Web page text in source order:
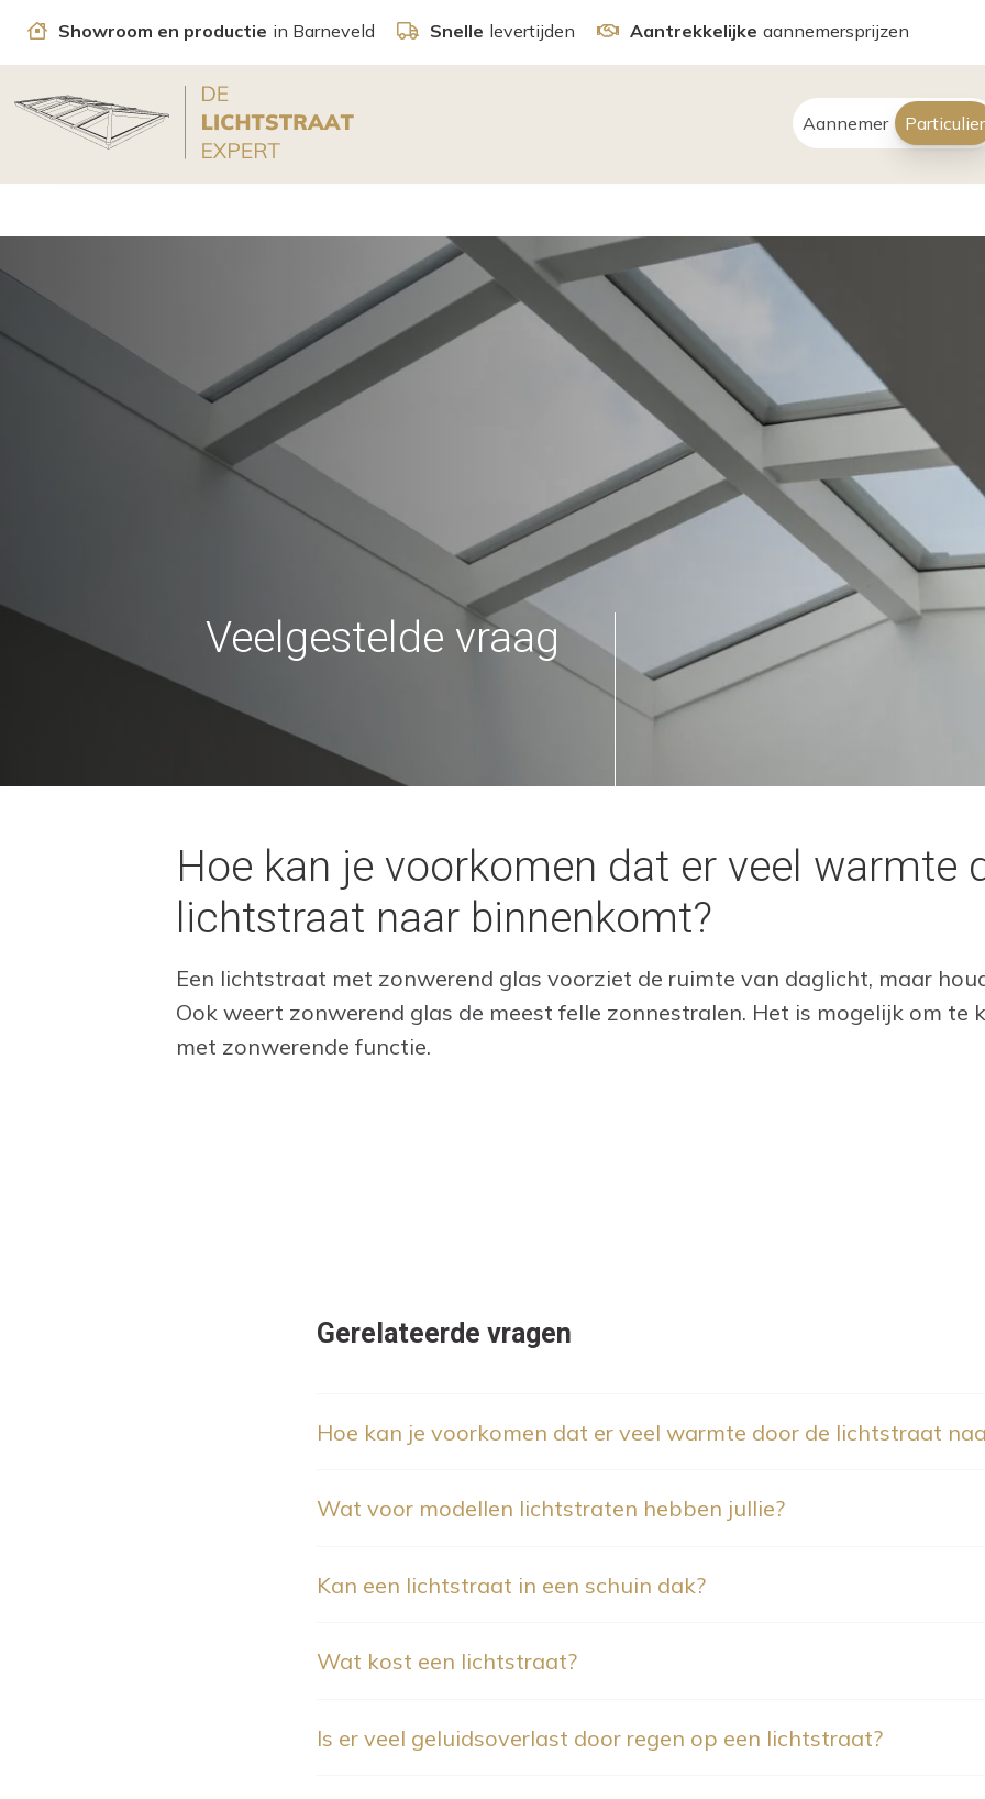
Showroom en productie in Barneveld Snelle levertijden Aantrekkelijke aannemersprijzen
Aannemer Particulier
Veelgestelde vraag
Hoe kan je voorkomen dat er veel warmte
lichtstraat naar binnenkomt?
Een lichtstraat met zonwerend glas voorziet de ruimte van daglicht, maar
Ook weert zonwerend glas de meest felle zonnestralen. Het is mogelijk om te
met zonwerende functie.
Gerelateerde vragen
Hoe kan je voorkomen dat er veel warmte door de lichtstraat
Wat voor modellen lichtstraten hebben jullie?
Kan een lichtstraat in een schuin dak?
Wat kost een lichtstraat?
Is er veel geluidsoverlast door regen op een lichtstraat?